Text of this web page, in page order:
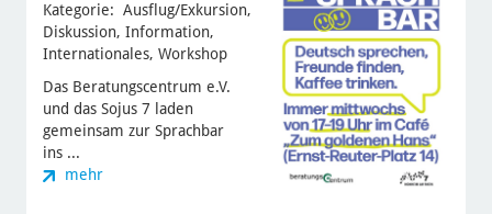
Kategorie: Ausflug/Exkursion,
Diskussion, Information,
Internationales, Workshop
Das Beratungscentrum e.V.
und das Sojus 7 laden
gemeinsam zur Sprachbar
ins ...
mehr